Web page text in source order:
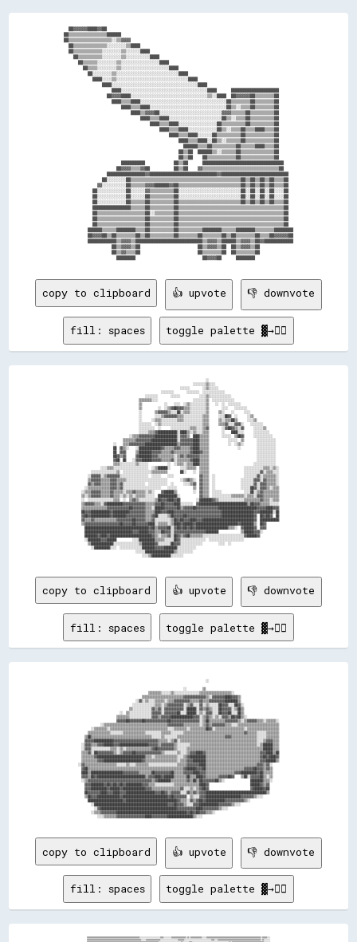
  ██▓▓▓▓▓▓████▓▓██
██▒▒▒▒▒▒▒▒▒▒▒▒▒▒▒▒██████
██▒▒▒▒▒▒▒▒▒▒▒▒▒▒▒▒▒▒░░▒▒▓▓▓▓
  ██▒▒▒▒▒▒▒▒▒▒▒▒▒▒░░░░░░░░▒▒████
  ██▒▒▒▒▒▒▒▒▒▒▒▒░░░░░░░░▒▒░░░░░░████
    ██▒▒▒▒▒▒▒▒▒▒░░░░░░░░▒▒░░░░░░░░░░████
      ██▒▒▒▒▒▒░░░░░░░░▒▒░░░░░░░░░░░░░░░░████
        ██▒▒▒▒░░░░░░░░▒▒░░░░░░░░░░░░░░░░░░░░████
          ██░░░░░░░░▒▒░░░░░░░░░░░░░░░░░░░░░░░░░░████
            ████░░░░▒▒░░░░░░░░░░░░░░░░░░░░░░░░░░░░░░████
                ████░░░░░░░░░░░░░░░░░░░░░░░░░░░░░░░░░░░░████
                    ████░░░░░░░░░░░░░░░░░░░░░░░░░░░░░░░░░░░░████      ████████████████████
                  ██▓▓▓▓████░░░░░░░░░░░░░░░░░░░░░░░░░░░░░░░░▒▒░░████  ██▓▓▓▓▓▓██▒▒▒▒▒▒▒▒██
                    ████▒▒▒▒████░░░░░░░░░░░░░░░░░░░░░░░░░░░░░░░░░░░░██▒▒▒▒▒▒▒▒██▒▒▒▒▒▒▒▒██
                        ████▒▒▒▒████░░░░░░░░░░░░░░░░░░░░░░░░░░░░░░░░██▒▒░░▒▒▒▒██▒▒▒▒▒▒▒▒██
                            ████▒▒▓▓▓▓██░░░░░░░░░░░░░░░░░░░░░░░░░░▓▓▓▓▒▒▒▒▒▒██▒▒▒▒▒▒▒▒▒▒██
                                ████▒▒▒▒████░░░░░░░░░░░░░░░░░░░░░░██▒▒░░▒▒▒▒██▒▒▒▒▒▒▒▒▒▒██
                                    ████▒▒▒▒████░░░░░░░░░░░░░░░░██▒▒▒▒▒▒▒▒▒▒██▒▒▒▒▒▒▒▒▒▒██
                                        ████▒▒▒▒████░░░░░░░░░░░░██▒▒░░▒▒▒▒██▒▒▒▒████▒▒▒▒██
                                            ████▒▒▒▒████░░░░░░██▒▒▒▒▒▒▒▒▒▒██▒▒▒▒▒▒▒▒▒▒▒▒██
                                                ████▒▒▒▒████░░██▒▒░░▒▒▒▒▒▒██▒▒▒▒▒▒▒▒▒▒▒▒██
                                                  ██████▒▒▒▒██▒▒▒▒▒▒▒▒▒▒██▒▒▒▒▒▒████▒▒▒▒██
                                                ██▒▒██  ██████▒▒░░▒▒▒▒▒▒██▒▒▒▒▒▒▒▒▒▒▒▒▒▒██
                                                ██▒▒██    ██▒▒▒▒▒▒▒▒▒▒▒▒██▒▒▒▒▒▒▒▒▒▒▒▒▒▒██
                        ██████████            ██▒▒██      ██████████████████████████████████
                      ██▓▓▓▓▒▒▒▒▓▓██          ██▒▒██    ▓▓▒▒▒▒▒▒▒▒▒▒▒▒▒▒▒▒▒▒▒▒▒▒▒▒▒▒▒▒▒▒▒▒██
                  ████████████████▓▓████████████████████████████▓▓████████████████████████████
                ██░░░░░░░░██▒▒▒▒▒▒▒▒▒▒▒▒▒▒▒▒▒▒▒▒▒▒▒▒▒▒▒▒▒▒▒▒▒▒▒▒▒▒▒▒▒▒▒▒▒▒██▒▒██▒▒██▒▒██▒▒▒▒██
              ▓▓░░░░░░░░░░██▒▒▒▒▒▒▓▓▓▓██████▓▓██▒▒▒▒▒▒▒▒▒▒▒▒▒▒▒▒▒▒▒▒▒▒▒▒▒▒██▒▒██▒▒██▒▒██▒▒▒▒██
            ██░░░░░░░░░░░░██░░░░░░▓▓▒▒▒▒▒▒▒▒▒▒██░░░░░░░░░░░░░░░░░░░░░░░░░░██░░██░░██░░██░░░░██
            ██░░░░░░░░░░░░██░░░░░░██▒▒▒▒▒▒▒▒▒▒██░░░░░░░░░░░░░░░░░░░░░░░░░░██░░██░░██░░██░░░░██
            ██░░░░░░░░░░░░██▒▒▒▒▒▒██▒▒▒▒▒▒▒▒▒▒██▒▒▒▒▒▒▒▒▒▒▒▒▒▒▒▒▒▒▒▒▒▒▒▒▒▒██▒▒██▒▒██▒▒██▒▒▒▒██
            ████████████████▒▒▒▒▒▒██▒▒▒▒▒▒▒▒▒▒██▒▒▒▒▒▒▒▒▒▒▒▒▒▒▒▒▒▒▒▒▒▒▒▒▒▒▒▒▒▒▒▒▒▒▒▒▒▒▒▒▒▒▒▒██
            ██▒▒▒▒▒▒▒▒▒▒▒▒▒▒▒▒▒▒▒▒██░░▒▒▒▒▒▒▒▒██▒▒▒▒▒▒▒▒▒▒▒▒▒▒▒▒▒▒▒▒▒▒▒▒▒▒▒▒▒▒▒▒▒▒▒▒▒▒▒▒▒▒▒▒██
            ██▒▒▒▒▒▒▒▒▒▒▒▒▒▒▒▒▒▒▒▒██▒▒▒▒▒▒▒▒▒▒██▒▒▒▒▒▒▒▒▒▒▒▒▒▒▒▒▒▒▒▒▒▒▒▒▒▒▒▒▒▒▒▒▒▒▒▒▒▒▒▒▒▒▒▒██
            ██▒▒▒▒▒▒▒▒▒▒▒▒▒▒▒▒▒▒▒▒██▒▒▒▒▒▒▒▒▒▒██▒▒▒▒▒▒▒▒▒▒▒▒▒▒▒▒▒▒▒▒▒▒▒▒▒▒▒▒▒▒▒▒▒▒▒▒▒▒▒▒▒▒▒▒██
          ██████▒▒▒▒▒▒████████▒▒▒▒██▒▒▒▒▒▒▒▒▒▒██▒▒▒▒▒▒▒▒▒▒████████▒▒▒▒▒▒████████▒▒▒▒▒▒▒▒████████
          ██▓▓▓▓██▒▒██▒▒▒▒▒▒▒▒██▒▒██▒▒▒▒▒▒▒▒▒▒██▒▒▒▒▒▒▒▒██▒▒▒▒▒▒▒▒██▒▒██▒▒▒▒▒▒▒▒██▒▒▒▒██▓▓▓▓▓▓██
          ████████████▒▒▓▓▓▓▒▒████████████████████████████▒▒▓▓▓▓▒▒██████▒▒▓▓▓▓▒▒██▓▓████████████
                    ██▒▒▓▓▓▓▒▒██                        ██▒▒▓▓▓▓▒▒██  ██▒▒▓▓▓▓▒▒██
                    ██▒▒▓▓▒▒▒▒██                        ██▒▒▒▒▒▒▒▒██  ██▒▒▒▒▒▒▒▒██
copy to clipboard 👍 upvote 👎 downvote
fill: spaces toggle palette ▓→✊🏽
                                                                        ░░░░░░░░▒▒░░░░
                                                                ░░░░░░        ░░▒▒░░░░░░
                                          ░░░░░░░░        ░░░░░░            ░░░░▒▒░░░░░░░░░░░░░░
                                      ▒▒▒▒▒▒▒▒░░░░                      ░░░░░░░░▒▒  ░░░░░░░░░░░░░░
                                      ▒▒              ░░    ░░░░  ░░▒▒░░░░░░░░░░▒▒    ░░  ░░  ░░░░░░░░
                                      ▒▒          ░░  ░░▒▒▓▓██▓▓▓▓▒▒▒▒░░░░░░░░░░▒▒        ░░░░    ░░░░░░░░
                                      ░░        ▒▒▓▓▓▓▓▓▒▒░░░░██░░▒▒▒▒░░░░░░░░░░▒▒      ▒▒░░    ░░      ░░░░
                                      ░░        ░░░░▒▒▓▓▓▓▓▓▓▓▒▒▒▒░░░░░░░░░░░░▒▒▒▒      ░░░░██▓▓  ░░      ░░▒▒
                                      ░░      ░░▒▒▒▒░░░░░░░░░░▒▒▒▒░░░░░░░░░░░░▒▒▒▒      ▒▒░░▒▒▒▒██▒▒      ░░░░▒▒
                                      ░░░░░░░░  ░░▒▒░░░░░░░░░░░░░░░░░░░░░░░░░░▒▒▒▒      ▒▒▒▒▓▓░░░░▓▓▓▓░░    ░░░░░░░░
                                      ░░░░░░░░░░  ░░      ░░░░░░░░░░░░▒▒▒▒░░░░▒▒▓▓        ░░▓▓██▓▓▒▒░░▓▓      ░░░░░░▒▒
                                      ░░░░░░▒▒▒▒▓▓████████████░░████▒▒░░▒▒░░░░▒▒▒▒        ░░    ████░░░░      ░░░░░░░░░░
                                ░░▒▒▒▒▓▓▓▓▓▓▓▓▓▓██████████████░░▓▓▓▓▒▒  ████▒▒▒▒▒▒        ░░░░░░  ▒▒██▓▓      ░░░░░░░░░░░░
                            ▒▒▒▒▒▒▒▒▓▓▓▓▓▓▓▓▓▓████████████████░░▓▓▓▓▓▓▓▓████▒▒▒▒▒▒            ░░░░░░  ▒▒        ░░░░░░░░░░░░
                      ░░    ▒▒▒▒▓▓▓▓▓▓▓▓▓▓████████████████████▒▒▓▓▓▓▓▓▓▓████▒▒▒▒▒▒            ░░  ░░▒▒░░        ░░░░░░░░░░░░
                      ██  ▓▓▒▒░░    ░░██████████████▓▓▒▒▒▒▒▒▓▓▓▓▒▒▒▒▒▒▓▓████▒▒▒▒▒▒                  ░░          ░░░░░░░░░░░░
                      ██  ▓▓▓▓      ▒▒████████▓▓▓▓▓▓▒▒▒▒▒▒▓▓▒▒▒▒▒▒▒▒▒▒▓▓████▓▓▒▒▒▒                              ░░░░░░░░░░░░
                      ██▓▓▒▒▓▓      ▓▓████████▓▓▓▓▒▒▒▒▒▒▒▒▒▒░░▒▒▓▓▒▒▓▓▓▓▓▓▓▓▒▒▒▒▒▒                              ░░░░░░░░░░░░
                      ▓▓██  ██    ░░▓▓▓▓██████▓▓▓▓▓▓▒▒▒▒▒▒▓▓░░▒▒▒▒▒▒▒▒▓▓████▒▒▒▒▒▒                              ░░░░░░░░░░░░
                      ▒▒▒▒░░░░░░░░░░▒▒░░░░░░            ░░  ░░▒▒▒▒░░▒▒▒▒████▒▒▒▒▒▒                            ░░░░░░░░░░░░░░
              ░░░░▒▒▒▒░░░░░░░░░░░░░░░░░░░░░░  ░░▒▒██████░░      ░░░░▒▒▒▒▒▒  ▒▒▒▒▒▒                      ░░░░░░░░░░░░▒▒▒▒░░▒▒░░
        ░░░░░░░░░░░░░░░░▒▒  ░░░░░░░░░░░░░░░░░░▒▒▒▒▒▒▒▒▒▒        ██░░    ░░  ▒▒▒▒▒▒                      ░░░░░░░░░░▓▓░░▒▒▒▒░░░░
      ░░▓▓▓▓▓▓░░▒▒▓▓▓▓▓▓▓▓░░░░░░░░░░░░░░░░░░  ░░░░░░    ░░░░                ▓▓▒▒▒▒  ░░                  ░░░░░░░░▓▓░░▒▒▒▒▒▒▒▒░░
      ▒▒▓▓▓▓▓▓▒▒▒▒▒▒▓▓▓▓▒▒▒▒▒▒░░░░░░░░░░░░░░░░░░░░░░░░░░        ░░▒▒▓▓▒▒░░  ▓▓▒▒▒▒  ░░                ░░░░░░░░▓▓▓▓░░▓▓▒▒▒▒▒▒░░
      ▓▓▒▒▓▓▓▓▒▒▒▒▒▒▓▓▓▓▒▒▓▓░░░░░░░░░░░░░░  ░░░░░░░░░░░░  ░░      ░░░░▒▒▓▓  ▓▓▒▒▒▒  ░░                ░░░░░░░░▓▓░░▓▓▓▓▒▒▒▒▒▒░░
    ░░▒▒▒▒▒▒▒▒▒▒▒▒▒▒▓▓▓▓▒▒▓▓░░░░░░░░░░░░░░░░░░░░░░░░    ░░░░░░          ▒▒  ▓▓▒▒▒▒  ░░                ░░░░░░██▓▓░░▓▓▓▓▒▒░░▒▒▒▒
  ░░▒▒▒▒▓▓▓▓▓▓▒▒▒▒▒▒▓▓▒▒▒▒▒▒░░▒▒▒▒▓▓▒▒▒▒▒▒░░▒▒░░    ▓▓██████▒▒          ░░  ▓▓▒▒▒▒  ░░░░░░              ░░░░██░░▒▒▓▓▒▒▒▒▒▒▒▒▒▒
  ▒▒░░▒▒▓▓▓▓▓▓▒▒▒▒▒▒▓▓▒▒▒▒░░▒▒░░▒▒░░▒▒▒▒▒▒░░░░░░  ████████████░░            ▓▓▒▒▒▒  ░░░░░░░░░░░░▒▒▒▒▒▒▒▒░░▒▒▒▒░░▓▓▓▓▒▒▒▒▒▒▒▒▒▒
  ░░  ░░░░░░░░░░░░░░░░▒▒▒▒  ░░  ▒▒▓▓▒▒░░░░░░░░░░▒▒██▓▓▓▓████▓▓██          ░░████████▓▓▒▒░░░░░░░░░░░░░░░░▒▒▒▒▒▒▒▒▒▒▓▓▒▒▒▒░░▒▒▒▒
  ▒▒▓▓▓▓▓▓▒▒▒▒░░▓▓██████████▓▓▓▓▓▓▓▓▓▓▓▓▓▓▒▒▒▒▒▒▓▓▓▓██▓▓▓▓▓▓████░░░░░░░░  ▓▓██████████████████████████████▒▒██▓▓▓▓▒▒▒▒▒▒░░░░░░
  ▒▒▒▒▒▒▒▒▒▒▒▒▒▒▒▒▓▓▓▓▓▓▓▓▓▓▓▓▓▓██▓▓▓▓▓▓▓▓▒▒▒▒░░██████▓▓▓▓▓▓▓▓██▒▒▓▓▓▓▓▓██▓▓▓▓▓▓▓▓▓▓▓▓▓▓████████████████████████▓▓▓▓▓▓████▓▓▓▓
  ██▓▓▓▓████████████▓▓██████████▓▓▓▓▓▓▓▓▓▓▒▒▒▒▒▒████▓▓▓▓████▓▓▓▓▓▓▓▓▓▓▓▓▓▓▓▓▓▓▓▓▓▓▓▓▓▓▓▓▓▓████████████████████▓▓▓▓████████░░██
  ▓▓██▓▓████████████▓▓████████▓▓▓▓▓▓▓▓▓▓▓▓▒▒▒▒▓▓██░░░░░░▒▒██▓▓▓▓▓▓██▓▓▓▓▓▓▓▓▓▓▓▓▓▓▓▓▓▓▓▓▓▓████████████████████▓▓  ██▓▓██▓▓  ██
  ▓▓▒▒▒▒▓▓▒▒▒▒▒▒▒▒▒▒▒▒▒▒▓▓▓▓▓▓▓▓▓▓██▓▓▓▓▓▓▒▒▒▒▓▓░░░░░░░░░░▒▒██▓▓██▓▓▓▓████▓▓▓▓████████████████████████████████▓▓  ████████████
  ▒▒▓▓▓▓▓▓▓▓▓▓▓▓▓▓▓▓▓▓▓▓▓▓██▓▓▓▓▓▓██▓▓▓▓▓▓▓▓████░░▒▒▒▒▒▒░░▒▒████▓▓██████▓▓██████████████████████████▓▓████████▒▒  ██▓▓
    ████████████████████████████████████████▓▓██▒▒▓▓▓▓▓▓██░░▓▓██▓▓██▓▓██▓▓████████████████████▒▒▒▒░░  ▓▓██████▓▓  ▓▓▓▓
    ██████████████████████████████▓▓▓▓██████▓▓▓▓▒▒▒▒██▓▓▓▓░░▓▓▓▓▓▓▓▓▓▓▓▓▓▓▓▓▓▓▓▓████████              ▒▒██████▓▓▓▓░░
    ████████▓▓████▓▓██████████████████████████▓▓▒▒░░▒▒▒▒▓▓░░██▓▓▒▒▓▓██▒▒▒▒▒▒▒▒░░░░░░░░░░░░░░░░░░░░░░░░░░▓▓██████▓▓
    ░░████████▓▓▓▓██████          ░░░░██████████▒▒▒▒▒▒░░░░░░██▓▓░░░░░░░░░░░░░░░░  ░░░░░░░░░░░░░░░░░░░░░░
      ▒▒██████████████░░░░░░░░░░░░░░░░▒▒████████▓▓░░░░░░░░██▓▓▓▓░░░░░░░░░░░░░░          ░░░░  ░░
        ░░██████████░░░░  ░░░░░░░░░░░░░░████████▓▓▓▓▓▓████████░░░░░░░░░░░░
                                    ░░░░░░██████████████████▒▒░░░░░░░░░░
copy to clipboard 👍 upvote 👎 downvote
fill: spaces toggle palette ▓→✊🏽
                                                                  ░░          ▒▒
                                            ▒▒▒▒▒▒▒▒░░░░░░▒▒░░░░░░░░░░░░░░░░▒▒▒▒▒▒▒▒▒▒▒▒▒▒▒▒▒▒▒▒░░
                                        ▒▒▒▒▒▒▒▒▒▒▒▒▒▒▒▒▒▒▒▒▒▒▒▒▒▒▓▓▓▓▓▓▓▓▓▓▓▓▓▓▒▒░░▓▓▓▓▓▓▓▓████▓▓▓▓▒▒
                                    ░░▓▓░░▒▒░░░░▒▒▒▒▒▒░░▒▒▒▒▓▓▓▓▓▓▓▓▓▓▒▒▒▒▒▒▓▓▒▒▒▒▓▓▓▓▓▓▓▓▓▓████████▒▒
                                  ░░░░░░░░░░░░░░▒▒▒▒░░▒▒▓▓▓▓▓▓▓▓▓▓░░▒▒▓▓░░░░▓▓░░▒▒░░░░░░██▓▓▓▓░░░░██▓▓░░
                                ▒▒░░░░░░░░░░░░▓▓▒▒▓▓░░▓▓▓▓▓▓▓▓▓▓▓▓░░██████░░▓▓▒▒▓▓▒▒░░░░██▓▓▓▓▓▓░░▒▒██▒▒
                          ░░  ▒▒░░░░░░░░░░░░░░▓▓▓▓▓▓░░▓▓▓▓▓▓▓▓██░░░░██████░░▒▒░░▓▓▓▓░░░░██▓▓▓▓██░░░░██▒▒
                        ▒▒▒▒▒▒▒▒░░░░░░░░░░░░░░▓▓▓▓▒▒▓▓▓▓▓▓██████████████▓▓▓▓░░▒▒▓▓▒▒░░▒▒░░▓▓▓▓▒▒██▓▓██▒▒░░
                        ▓▓▓▓▓▓██▓▓▓▓▓▓▓▓██▓▓▓▓▓▓▓▓▓▓▓▓▓▓██▓▓▓▓▓▓▓▓▓▓▓▓▓▓▓▓▓▓░░▒▒██▒▒▒▒▒▒▒▒▒▒▓▓▓▓▓▓▓▓▒▒░░▒▒▓▓▓▓▓▓▒▒▒▒░░▒▒▒▒▒▒░░
              ░░▒▒▒▒▒▒▒▒▒▒▒▒▒▒▒▒▒▒▒▒▒▒▒▒▒▒▒▒▒▒▒▒▒▒▒▒▒▒▒▒▓▓▓▓▓▓▓▓▓▓▒▒▒▒▒▒▒▒▒▒░░▒▒▓▓▒▒▓▓▓▓▓▓▓▓▒▒▒▒░░░░▒▒▒▒▒▒▒▒▒▒▒▒▒▒▒▒▒▒▒▒▒▒▒▒▒▒
        ░░▒▒▒▒▒▒▒▒░░▒▒▒▒▒▒▒▒▒▒▒▒▒▒▒▒▒▒▒▒▒▒▒▒▒▒▒▒▒▒▒▒▒▒▒▒░░░░▒▒▒▒▒▒▒▒░░▒▒▒▒▒▒▒▒▒▒██▓▓░░▒▒▒▒▒▒▒▒▒▒▒▒▒▒▒▒▒▒░░▒▒▒▒▒▒▒▒▒▒▒▒▒▒▒▒▒▒▒▒
      ▒▒▒▒▒▒▒▒▒▒▒▒▒▒░░░░░░░░▒▒▒▒▒▒▒▒▒▒▒▒▒▒░░░░░░░░░░▒▒▒▒▒▒░░░░░░░░▒▒▒▒▒▒▒▒▒▒▒▒▒▒▒▒▒▒▒▒▒▒▒▒▒▒▒▒▒▒▒▒▒▒▒▒▒▒▓▓▒▒▒▒▒▒░░░░░░▒▒▒▒▒▒▒▒
    ▒▒██▒▒▒▒▒▒▒▒▒▒▒▒▒▒▒▒▒▒▒▒▒▒▒▒▒▒▒▒▒▒▒▒▒▒▒▒▒▒░░░░░░▒▒░░░░░░░░▒▒▒▒▒▒▒▒▒▒▒▒▒▒▒▒▒▒▒▒▒▒▒▒▒▒▒▒▒▒▓▓▓▓▒▒▒▒▒▒▒▒▒▒▒▒▒▒▒▒░░░░░░▒▒▒▒▒▒▒▒
    ▓▓▓▓▓▓████████████▓▓▓▓▓▓▓▓▓▓▓▓▓▓▓▓▓▓▓▓▓▓▓▓▓▓▓▓▒▒▒▒▒▒░░▒▒▓▓░░▒▒▒▒▒▒▒▒▒▒▒▒▒▒▒▒▒▒▒▒▒▒▒▒▒▒▒▒▒▒▒▒▒▒▒▒▒▒▒▒▒▒▒▒▒▒▒▒░░░░▒▒▓▓▓▓▒▒▒▒
  ░░▓▓▓▓▒▒▒▒▓▓▓▓██████▓▓▓▓██████████████████▓▓▓▓▓▓▒▒▓▓▓▓▓▓▓▓▒▒░░░░░░░░▒▒▒▒▒▒▒▒▒▒▒▒▒▒▒▒▒▒▒▒▒▒▒▒▒▒▒▒▒▒▒▒▒▒▒▒▒▒▒▒▒▒░░▒▒██████▒▒▒▒
  ░░▓▓▓▓░░░░░░░░░░░░▒▒▒▒░░▒▒░░▒▒▒▒▒▒▒▒▒▒▒▒▒▒▒▒▓▓██▓▓▓▓▓▓▓▓▓▓▒▒░░░░░░▒▒▒▒▒▒▒▒▒▒▒▒▒▒▒▒▒▒▒▒▒▒▒▒▒▒▒▒▒▒▒▒▒▒▒▒▒▒▒▒▒▒▒▒▒▒▒▒██████▒▒▒▒
  ▒▒▒▒▓▓░░██▓▓▓▓▓▓▓▓▓▓▒▒░░▒▒▓▓▓▓▓▓██▓▓▓▓▓▓▓▓▓▓▓▓▓▓▓▓▒▒░░░░░░░░▒▒░░░░▒▒▓▓▓▓████▓▓▒▒▒▒▒▒▒▒▒▒▒▒▒▒▒▒▒▒▒▒▒▒▒▒▒▒▒▒▒▒▒▒▒▒▓▓▓▓████▒▒██
  ▒▒▒▒▒▒▒▒▓▓██████████████████████████████▒▒▒▒░░▒▒▒▒▒▒▒▒▒▒▒▒▒▒░░░░▒▒▓▓██████████▒▒▒▒▒▒▒▒▒▒▒▒▒▒▒▒▒▒▒▒▒▒▒▒▒▒▒▒▒▒▒▒▒▒▓▓██▓▓████▓▓
  ▒▒▒▒▒▒▒▒▒▒▓▓▓▓████████████████████████▓▓▒▒▒▒▒▒▒▒▒▒▒▒▒▒▒▒▒▒▒▒░░▒▒▒▒▓▓▓▓████████▒▒▒▒▒▒▒▒▒▒▒▒▒▒▒▒▒▒▒▒▒▒▒▒▒▒▒▒▒▒▒▒▒▒▓▓▓▓██████▒▒
░░▓▓▒▒▒▒▒▒▒▒▒▒▒▒▒▒▒▒▒▒▒▒░░░░░░▒▒░░░░▒▒▒▒▒▒▒▒░░░░░░░░░░░░░░░░░░▒▒▒▒▒▒▓▓▓▓▓▓▓▓████▒▒▒▒▒▒▒▒▒▒▒▒▒▒▒▒▒▒▒▒▒▒▒▒▒▒▒▒▒▒▒▒▓▓▓▓▒▒▓▓░░
  ▓▓██▒▒▒▒▒▒▒▒▒▒▒▒▒▒▒▒▒▒▒▒▒▒▒▒▒▒▒▒▒▒▒▒▒▒▒▒▒▒▒▒▒▒▒▒▒▒▒▒▒▒▒▒▒▒▒▒▒▒▒▒▓▓██████▓▓▓▓██▒▒▒▒▒▒▒▒▒▒▒▒▒▒▒▒▒▒▒▒▒▒▒▒▓▓▓▓▓▓██▓▓▓▓▒▒▓▓▒▒
  ████▒▒████████████████████▓▓▓▓▓▓▓▓▓▓▒▒▒▒▒▒▒▒██▓▓▓▓▓▓▓▓▓▓██▒▒▒▒▒▒▓▓▓▓▓▓████▓▓▓▓▒▒▒▒▒▒▒▒▒▒▒▒▒▒▒▒▒▒▓▓▓▓██████████▓▓██▒▒▒▒▒▒
  ▓▓▓▓▒▒██▓▓██████████████████████████████▒▒▓▓▓▓████▓▓██████▒▒▒▒▒▒▒▒██▒▒▒▒████▓▓▒▒▒▒▒▒▒▒▓▓▓▓▓▓██▓▓    ▒▒██░░▓▓▓▓▓▓██▒▒░░▒▒
  ░░▒▒▓▓▓▓▓▓▓▓▓▓▓▓▓▓▓▓▓▓▓▓▓▓▓▓▓▓▓▓▓▓▓▓▓▓▓▓▓▓▓▓▒▒▓▓████████▒▒▒▒▒▒▒▒▒▒▓▓▒▒██▒▒██▓▓▓▓▓▓▓▓██▒▒░░                ████████▒▒▒▒░░
    ▓▓▓▓████████▓▓██▓▓██▓▓██▓▓██████████▓▓▓▓▒▒▒▒░░░░░░░░░░░░▒▒▒▒▒▒▒▒▒▒▒▒▒▒▒▒████▓▓                          ██████▓▓▒▒▓▓
    ▓▓▓▓██████████▓▓██████▓▓██████████████▓▓▓▓▒▒▒▒▒▒▒▒▒▒▒▒▒▒▒▒▒▒▓▓░░░░▒▒░░▒▒▓▓██▓▓                          ▓▓██████▓▓██
    ██▓▓▓▓▓▓▓▓████▓▓▓▓████▓▓▓▓██████████████████▓▓▓▓██▓▓▒▒▓▓▓▓▓▓░░░░▓▓▒▒▓▓▒▒▓▓▓▓██████████████████████████████████████▒▒
    ▒▒██▓▓▓▓██████████████▓▓████████████████████████████▓▓██▓▓▓▓▓▓▓▓  ▒▒░░░░▓▓▓▓██████████████████████▓▓▓▓▓▓▓▓▒▒░░░░
      ██████████████████████▓▓████████████████████████████████▓▓▒▒▒▒░░▓▓▒▒▓▓██▓▓████████████▓▓▓▓▓▓▓▓▓▓▓▓▒▒░░
        ░░██████████████████████████████████████████████▓▓▓▓██▓▓▓▓▒▒░░░░▓▓▓▓████████████▓▓▓▓▓▓▓▓▒▒░░░░
          ░░▓▓████████████████████████████████████████████████▓▓▓▓▓▓▓▓▓▓▓▓████▓▓▓▓▓▓▓▓▓▓▒▒░░░░
        ░░▒▒▒▒▓▓▓▓▓▓▓▓▓▓████████████████████████████████████████████▓▓██▓▓██▓▓▓▓▒▒▒▒░░
copy to clipboard 👍 upvote 👎 downvote
fill: spaces toggle palette ▓→✊🏽